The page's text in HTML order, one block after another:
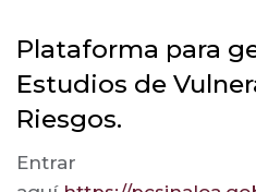
Plataforma para
Estudios de
Riesgos.
Entrar